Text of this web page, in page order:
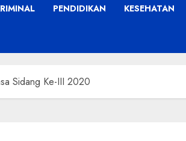
PENDIDIKAN KESEHATAN
Sidang Ke-III 2020